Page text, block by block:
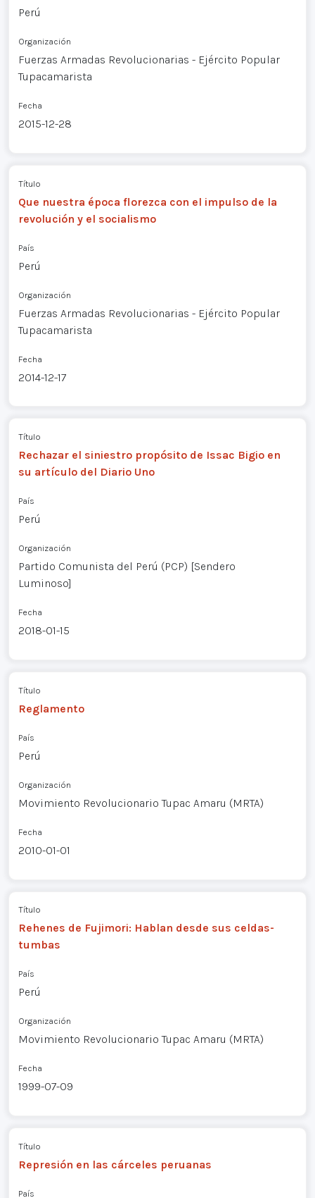
Perú
Organización
Fuerzas Armadas Revolucionarias - Ejército Popular
Tupacamarista
Fecha
2015-12-28
Título
Que nuestra época florezca con el impulso de la
revolución y el socialismo
País
Perú
Organización
Fuerzas Armadas Revolucionarias - Ejército Popular
Tupacamarista
Fecha
2014-12-17
Título
Rechazar el siniestro propósito de Issac Bigio en
su artículo del Diario Uno
País
Perú
Organización
Partido Comunista del Perú (PCP) [Sendero
Luminoso]
Fecha
2018-01-15
Título
Reglamento
País
Perú
Organización
Movimiento Revolucionario Tupac Amaru (MRTA)
Fecha
2010-01-01
Título
Rehenes de Fujimori: Hablan desde sus celdas-
tumbas
País
Perú
Organización
Movimiento Revolucionario Tupac Amaru (MRTA)
Fecha
1999-07-09
Título
Represión en las cárceles peruanas
País